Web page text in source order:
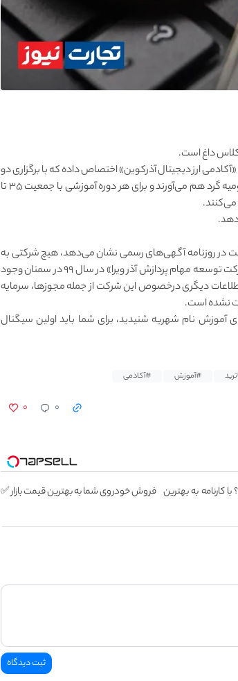
کلاس داغ است.
ارز دیجیتال آذرکوین» اختصاص داده که با برگزاری دو
دوره کلاس به صورت حضوری علاقه‌مندان را در تهران، تبریز و ارومیه گرد هم می‌آورند و برای هر دوره آموزشی با جمعیت ۳۵ تا
در روزنامه آگهی‌های رسمی نشان می‌دهد، هیچ شرکتی به
نام آذرکوین ثبت رسمی نشده است اما با نام مدیر آذرکوین «شرکت توسعه مهام پردازش آذر ویرا» در سال ۹۹ در سمنان وجود
دیگری درخصوص این شرکت از جمله مجوزها، سرمایه
نشده است.
آموزش نام شهریه شنیدید، برای شما باید اولین سیگنال
#آموزش #آکادمی
۰ ۰
کارنامه به بهترین فروش خودروی شما به بهترین قیمت بازار ✅